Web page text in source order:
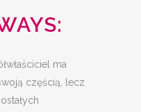
ma
częścią, lecz